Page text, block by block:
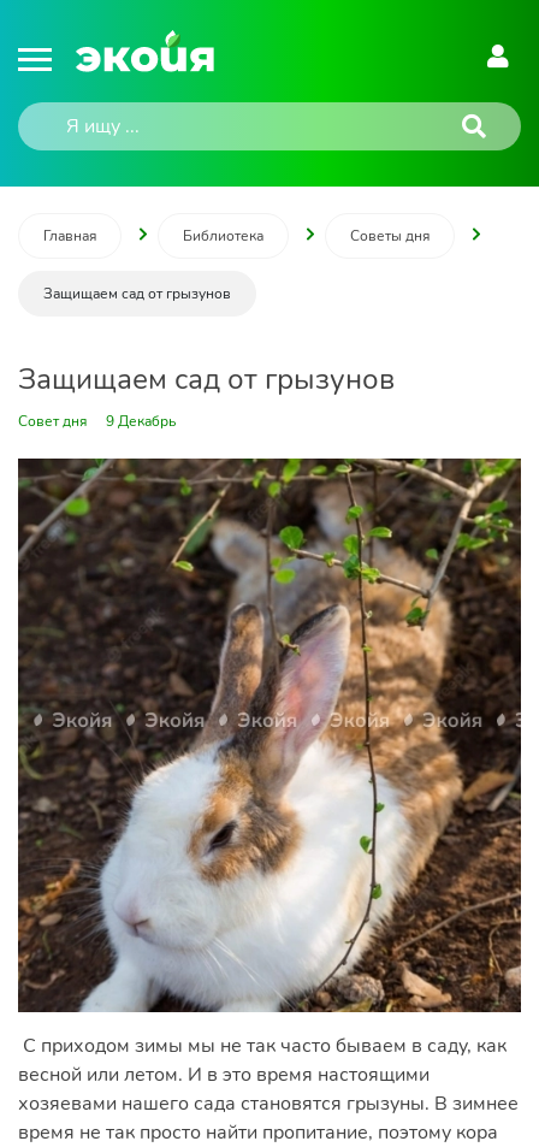
Главная Библиотека Советы дня
Защищаем сад от грызунов
Защищаем сад от грызунов
Совет дня 9 Декабрь
С приходом зимы мы не так часто бываем в саду, как
весной или летом. И в это время настоящими
хозяевами нашего сада становятся грызуны. В зимнее
время не так просто найти пропитание, поэтому кора